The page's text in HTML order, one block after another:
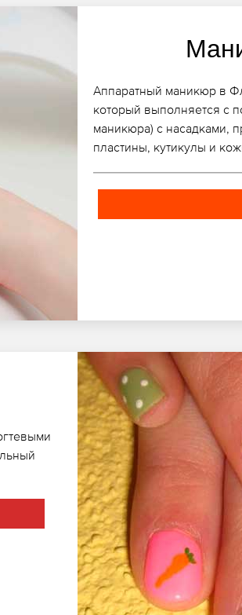
Аппаратный маникюр в
который выполняется с
маникюра) с насадками,
пластины, кутикулы и